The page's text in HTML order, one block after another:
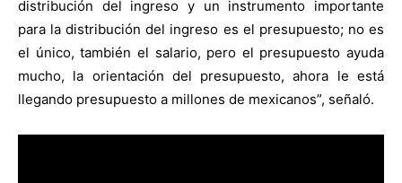
distribución del ingreso y un instrumento importante
para la distribución del ingreso es el presupuesto; no es
el único, también el salario, pero el presupuesto ayuda
mucho, la orientación del presupuesto, ahora le está
llegando presupuesto a millones de mexicanos”, señaló.